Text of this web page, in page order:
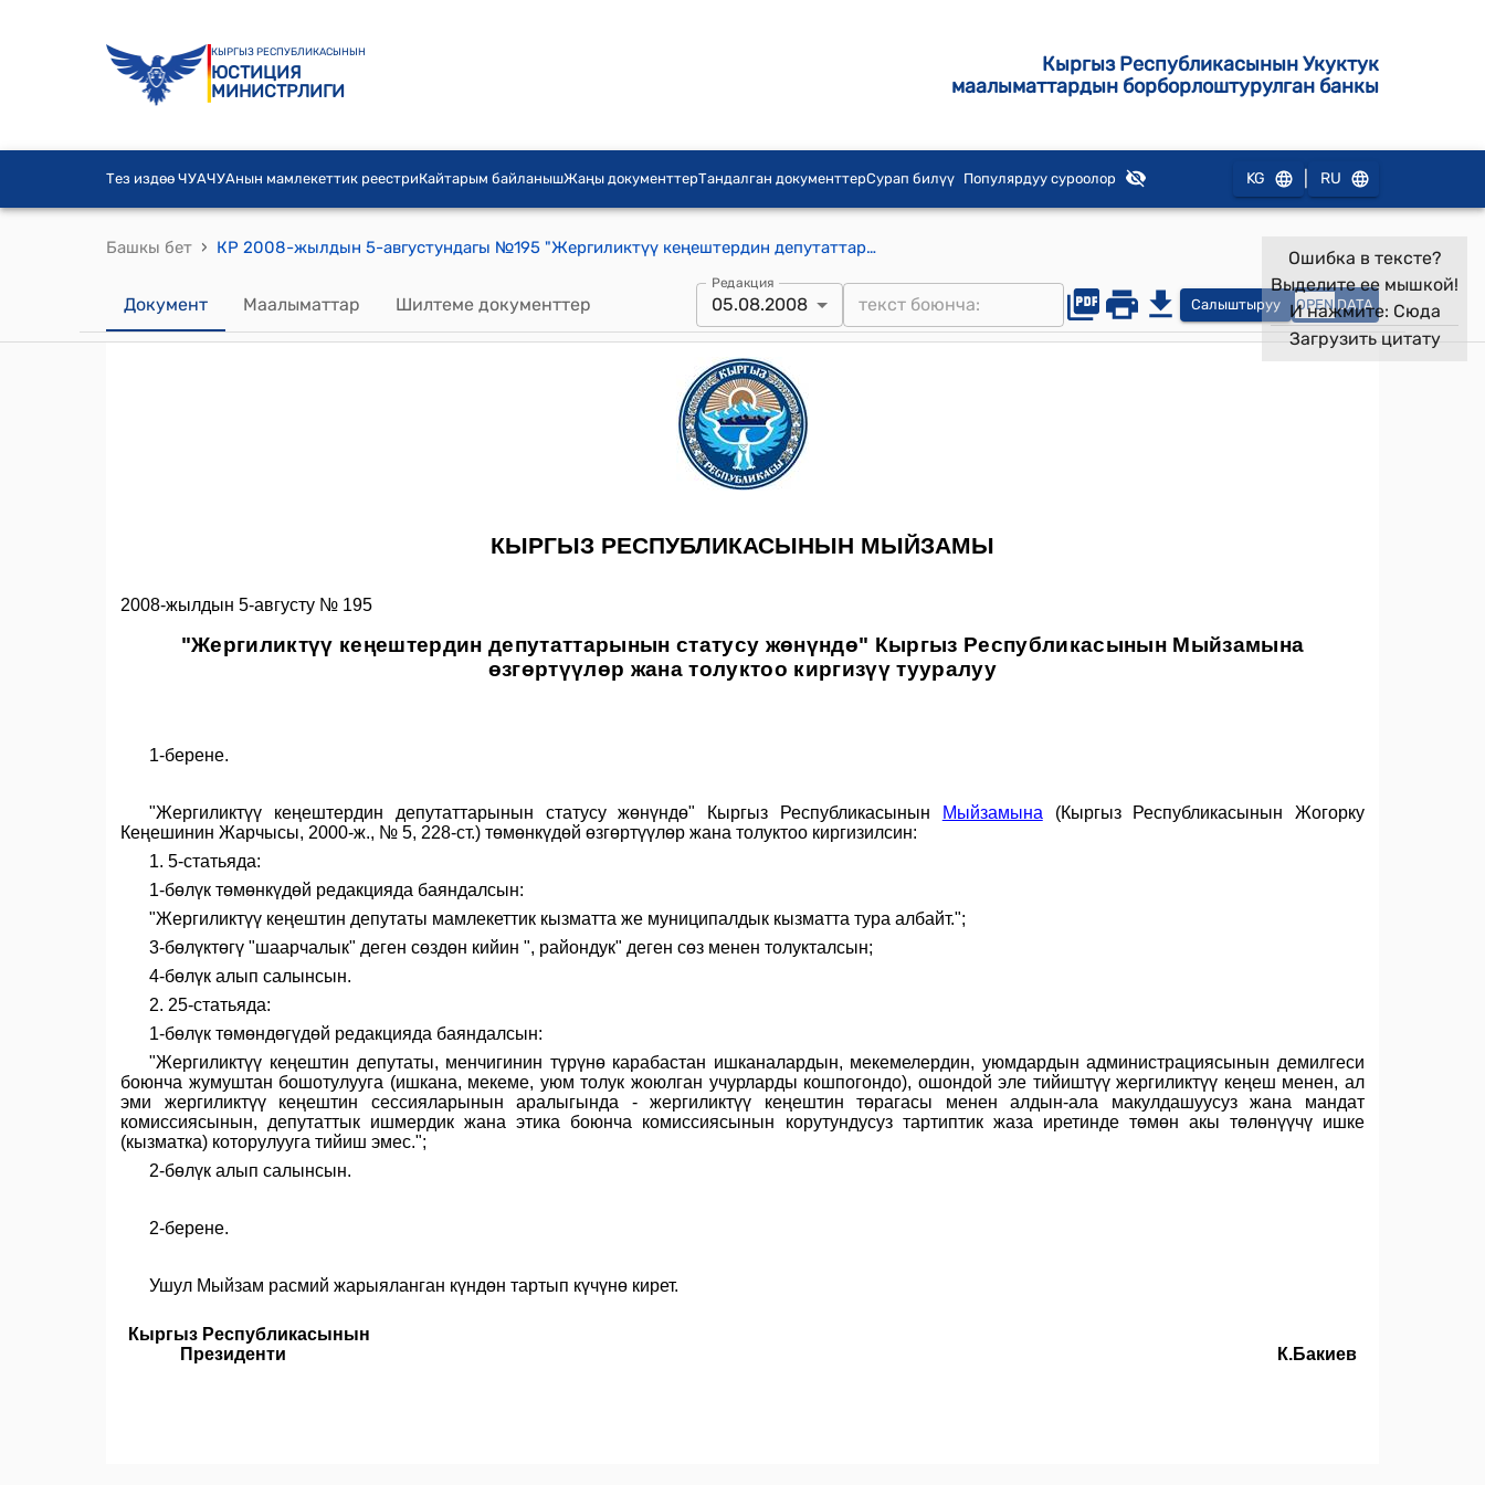
КЫРГЫЗ РЕСПУБЛИКАСЫНЫН
ЮСТИЦИЯ
МИНИСТРЛИГИ
Кыргыз Республикасынын Укуктук
маалыматтардын борборлоштурулган банкы
Тез издөө ЧУАЧУАнын мамлекеттик реестриКайтарым байланышЖаңы документтерТандалган документтерСурап билүү Популярдуу суроолор KG RU
Башкы бет › КР 2008-жылдын 5-августундагы №195 "Жергиликтүү кеңештердин депутаттарынын статусу жөнүндө" Кыргыз Республикасынын Мыйзамына өзгөртүүлөр жана толуктоо киргизүү тууралуу" Мыйзамы
Документ Маалыматтар Шилтеме документтер
Редакция
05.08.2008 Салыштыруу OPEN DATA
Ошибка в тексте?
Выделите ее мышкой!
И нажмите: Сюда
Загрузить цитату